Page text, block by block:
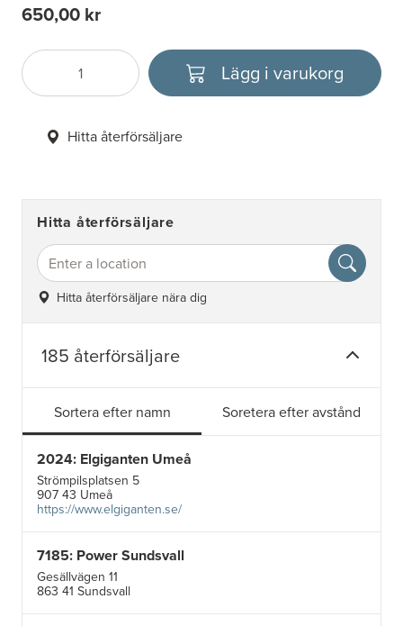
650,00 kr
Antal
Välj enhet Lägg i varukorg
Hitta återförsäljare
Hitta återförsäljare
Hitta återförsäljare nära dig
185 återförsäljare
Sortera efter namn Soretera efter avstånd
2024: Elgiganten Umeå
Strömpilsplatsen 5
907 43 Umeå
https://www.elgiganten.se/
7185: Power Sundsvall
Gesällvägen 11
863 41 Sundsvall